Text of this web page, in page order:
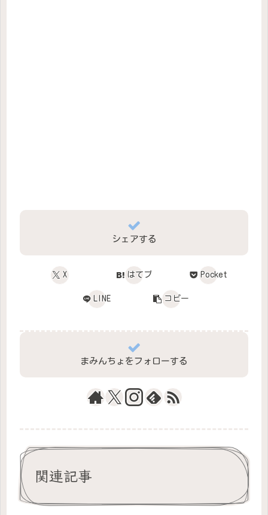
シェアする
X はてブ Pocket
LINE コピー
まみんちょをフォローする
関連記事